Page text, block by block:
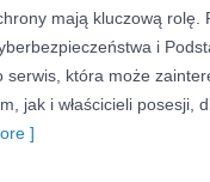
mają kluczową rolę.
i
serwis, która może
jak i właścicieli posesji,
]